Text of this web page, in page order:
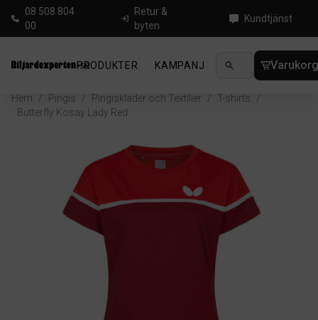
08 508 804
00
Retur &
byten
Kundtjänst
PRODUKTER KAMPANJ NYHETER
Hem / Pingis / Pingiskläder och Textilier / T-shirts
/
Butterfly Kosay Lady Red